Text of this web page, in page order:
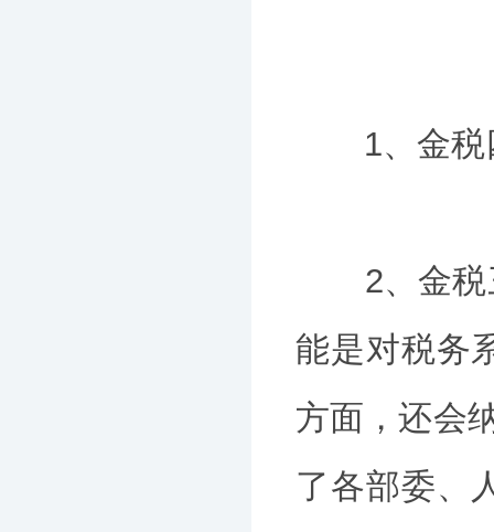
1、金税四
2、金税三
能是对税务
方面，还会
了各部委、